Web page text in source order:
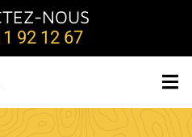
NOUS
92 12 67